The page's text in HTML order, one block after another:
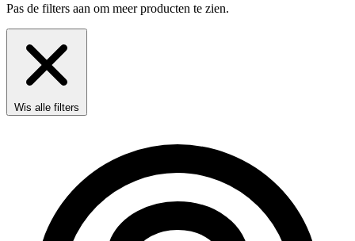
Pas de filters aan om meer producten te zien.
Wis alle filters